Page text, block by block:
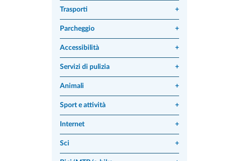
Trasporti +
Parcheggio +
Accessibilità +
Servizi di pulizia +
Animali +
Sport e attività +
Internet +
Sci +